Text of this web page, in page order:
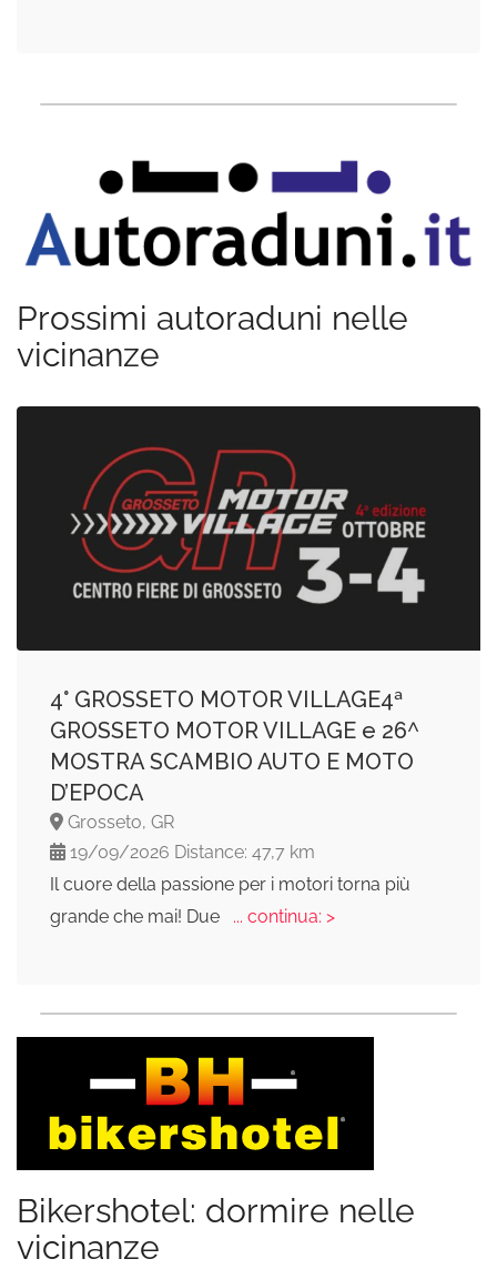
Prossimi autoraduni nelle
vicinanze
4° GROSSETO MOTOR VILLAGE4ª
GROSSETO MOTOR VILLAGE e 26^
MOSTRA SCAMBIO AUTO E MOTO
D’EPOCA
Grosseto, GR
19/09/2026 Distance: 47,7 km
Il cuore della passione per i motori torna più
grande che mai! Due
... continua: >
Bikershotel: dormire nelle
vicinanze